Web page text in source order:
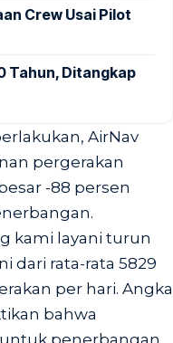
Crew Usai Pilot
Tahun, Ditangkap
AirNav
pergerakan
-88 persen
kami layani turun
dari rata-rata 5829
per hari. Angka
bahwa